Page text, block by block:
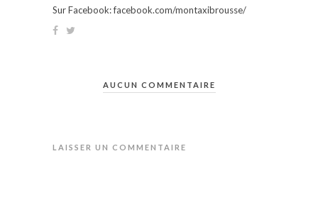
Sur Facebook: facebook.com/montaxibrousse/
AUCUN COMMENTAIRE
LAISSER UN COMMENTAIRE